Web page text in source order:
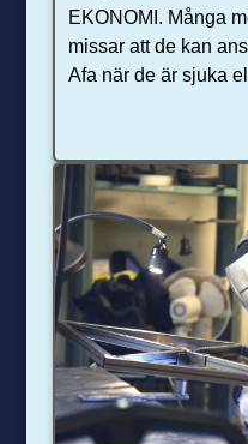
EKONOMI. Många
missar att de kan
Afa när de är sjuka